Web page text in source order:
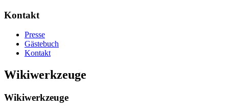
Kontakt
Presse
Gästebuch
Kontakt
Wikiwerkzeuge
Wikiwerkzeuge